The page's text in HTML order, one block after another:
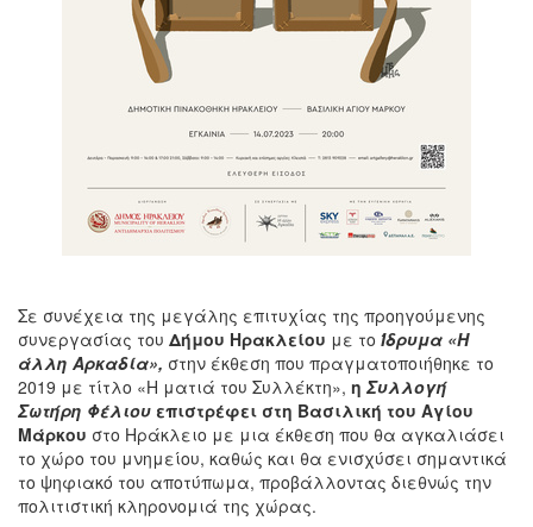
Σε συνέχεια της μεγάλης επιτυχίας της προηγούμενης
συνεργασίας του Δήμου Ηρακλείου με το Ίδρυμα «Η
άλλη Αρκαδία», στην έκθεση που πραγματοποιήθηκε το
2019 με τίτλο «Η ματιά του Συλλέκτη», η Συλλογή
Σωτήρη Φέλιου επιστρέφει στη Βασιλική του Αγίου
Μάρκου στο Ηράκλειο με μια έκθεση που θα αγκαλιάσει
το χώρο του μνημείου, καθώς και θα ενισχύσει σημαντικά
το ψηφιακό του αποτύπωμα, προβάλλοντας διεθνώς την
πολιτιστική κληρονομιά της χώρας.